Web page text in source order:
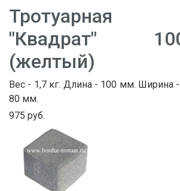
Тротуарная
"Квадрат"
(желтый)
Вес - 1,7 кг. Длина - 100 мм. Ширина
80 мм.
975 руб.